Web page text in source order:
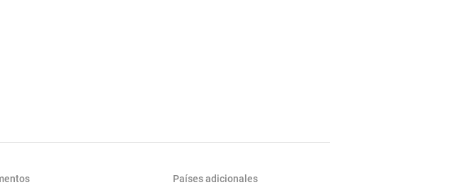
Países adicionales